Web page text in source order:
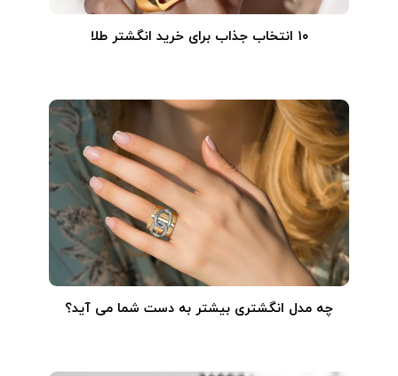
۱۰ انتخاب جذاب برای خرید انگشتر طلا
چه مدل انگشتری بیشتر به دست شما می آید؟